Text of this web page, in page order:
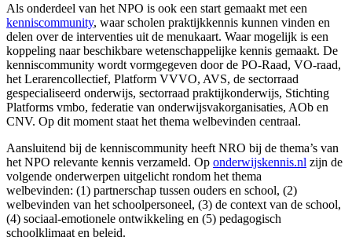
Als onderdeel van het NPO is ook een start gemaakt met een
kenniscommunity, waar scholen praktijkkennis kunnen vinden en
delen over de interventies uit de menukaart. Waar mogelijk is een
koppeling naar beschikbare wetenschappelijke kennis gemaakt. De
kenniscommunity wordt vormgegeven door de PO-Raad, VO-raad,
het Lerarencollectief, Platform VVVO, AVS, de sectorraad
gespecialiseerd onderwijs, sectorraad praktijkonderwijs, Stichting
Platforms vmbo, federatie van onderwijsvakorganisaties, AOb en
CNV. Op dit moment staat het thema welbevinden centraal.
Aansluitend bij de kenniscommunity heeft NRO bij de thema’s van
het NPO relevante kennis verzameld. Op onderwijskennis.nl zijn de
volgende onderwerpen uitgelicht rondom het thema
welbevinden: (1) partnerschap tussen ouders en school, (2)
welbevinden van het schoolpersoneel, (3) de context van de school,
(4) sociaal-emotionele ontwikkeling en (5) pedagogisch
schoolklimaat en beleid.